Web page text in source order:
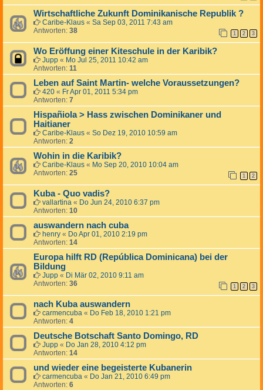
Wirtschaftliche Zukunft Dominikanische Republik ?
Caribe-Klaus « Sa Sep 03, 2011 7:43 am
Antworten: 38 1 2 3
Wo Eröffung einer Kiteschule in der Karibik?
Jupp « Mo Jul 25, 2011 10:42 am
Antworten: 11
Leben auf Saint Martin- welche Voraussetzungen?
420 « Fr Apr 01, 2011 5:34 pm
Antworten: 7
Hispañiola > Hass zwischen Dominikaner und
Haitianer
Caribe-Klaus « So Dez 19, 2010 10:59 am
Antworten: 2
Wohin in die Karibik?
Caribe-Klaus « Mo Sep 20, 2010 10:04 am
Antworten: 25 1 2
Kuba - Quo vadis?
vallartina « Do Jun 24, 2010 6:37 pm
Antworten: 10
auswandern nach cuba
henry « Do Apr 01, 2010 2:19 pm
Antworten: 14
Europa hilft RD (República Dominicana) bei der
Bildung
Jupp « Di Mär 02, 2010 9:11 am
Antworten: 36 1 2 3
nach Kuba auswandern
carmencuba « Do Feb 18, 2010 1:21 pm
Antworten: 4
Deutsche Botschaft Santo Domingo, RD
Jupp « Do Jan 28, 2010 4:12 pm
Antworten: 14
und wieder eine begeisterte Kubanerin
carmencuba « Do Jan 21, 2010 6:49 pm
Antworten: 6